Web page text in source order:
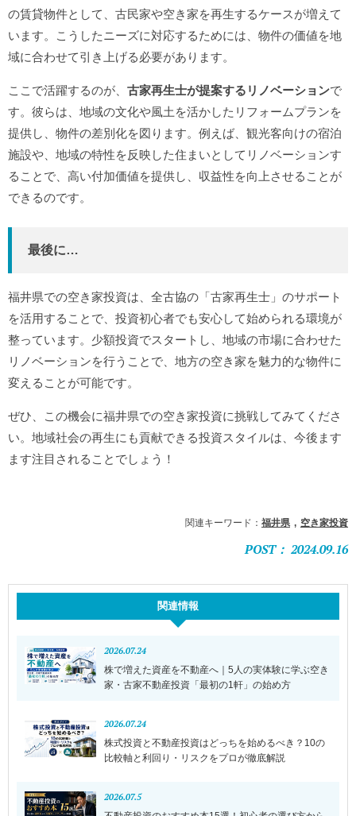
の賃貸物件として、古民家や空き家を再生するケースが増えて
います。こうしたニーズに対応するためには、物件の価値を地
域に合わせて引き上げる必要があります。
ここで活躍するのが、 古家再生士が提案するリノベーションで
す。彼らは、地域の文化や風土を活かしたリフォームプランを
提供し、物件の差別化を図ります。例えば、観光客向けの宿泊
施設や、地域の特性を反映した住まいとしてリノベーションす
ることで、高い付加価値を提供し、収益性を向上させることが
できるのです。
最後に…
福井県での空き家投資は、全古協の「古家再生士」のサポート
を活用することで、投資初心者でも安心して始められる環境が
整っています。少額投資でスタートし、地域の市場に合わせた
リノベーションを行うことで、地方の空き家を魅力的な物件に
変えることが可能です。
ぜひ、この機会に福井県での空き家投資に挑戦してみてくださ
い。地域社会の再生にも貢献できる投資スタイルは、今後ます
ます注目されることでしょう！
関連キーワード： 福井県 空き家投資
POST： 2024.09.16
関連情報
2026.07.24
株で増えた資産を不動産へ｜5人の実体験に学ぶ空き
家・古家不動産投資「最初の1軒」の始め方
2026.07.24
株式投資と不動産投資はどっちを始めるべき？10の
比較軸と利回り・リスクをプロが徹底解説
2026.07.5